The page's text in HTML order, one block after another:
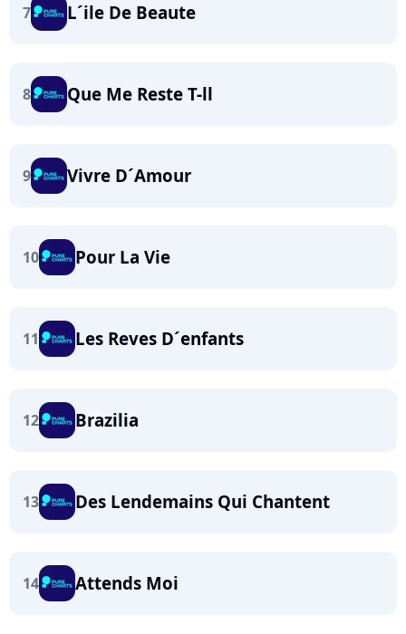
7 L´ile De Beaute
8 Que Me Reste T-ll
9 Vivre D´Amour
10 Pour La Vie
11 Les Reves D´enfants
12 Brazilia
13 Des Lendemains Qui Chantent
14 Attends Moi